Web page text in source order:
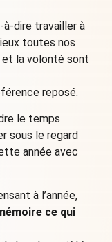
à-dire travailler à
toutes nos
et la volonté sont
reposé.
le temps
sous le regard
année avec
à l’année,
ce qui